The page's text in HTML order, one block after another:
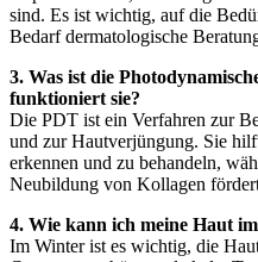
sind. Es ist wichtig, auf die
Bedarf dermatologische
3. Was ist die
funktioniert sie?
Die PDT ist ein Verfahren zur
und zur Hautverjüngung. Sie
erkennen und zu behandeln,
Neubildung von Kollagen
4. Wie kann ich meine Haut
Im Winter ist es wichtig, die